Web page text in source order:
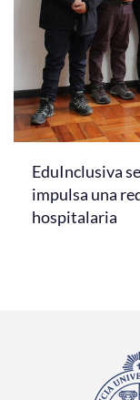
EduInclusiva
impulsa una
hospitalaria